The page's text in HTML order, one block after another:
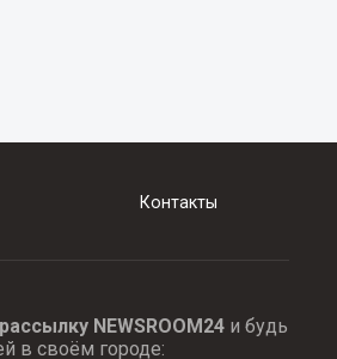
Контакты
NEWSROOM24и будь
в своём городе: